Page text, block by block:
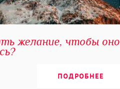
желание, чтобы оно
ПОДРОБНЕЕ